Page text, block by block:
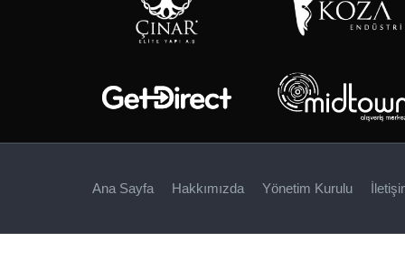
Ana Sayfa Hakkımızda Yönetim Kurulu